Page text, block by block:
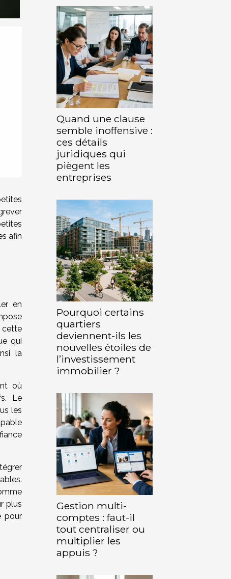
afin
en
cette
qui
la
où
Le
les
plus
pour
Quand une clause
semble inoffensive :
ces détails
juridiques qui
piègent les
entreprises
Pourquoi certains
quartiers
deviennent-ils les
nouvelles étoiles de
l’investissement
immobilier ?
Gestion multi-
comptes : faut-il
tout centraliser ou
multiplier les
appuis ?